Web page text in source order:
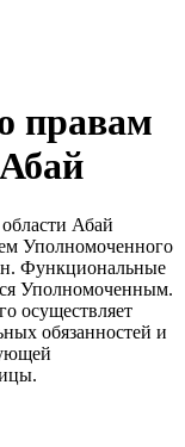
правам
Абай
Уполномоченного
Функциональные
Уполномоченным.
осуществляет
обязанностей и